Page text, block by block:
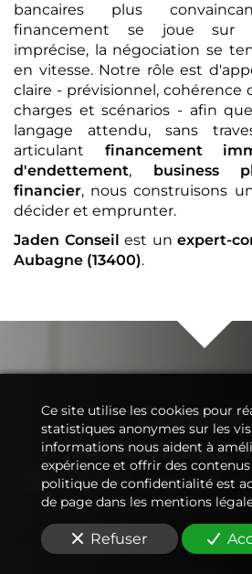
bancaires plus
financement se joue sur
imprécise, la négociation se
en vitesse. Notre rôle est
claire - prévisionnel, cohérence
charges et scénarios - afin
langage attendu, sans
articulant financement
d'endettement, business
financier, nous construisons
décider et emprunter.
Jaden Conseil est un expert-
Aubagne (13400).
Conseil
de votreexpert-
Ce site utilise les cookies pour
statistiques anonymes sur les
informations nous aident à
expérience et offrir des
politique de confidentialité est
de page dans les mentions
Refuser